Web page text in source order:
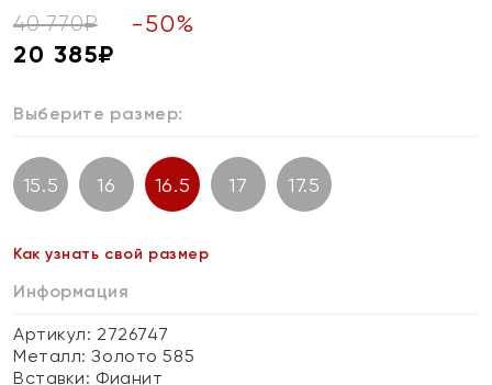
40 770₽ -50%
20 385₽
Выберите размер:
15.5 16 16.5 17 17.5
Как узнать свой размер
Информация
Артикул: 2726747
Металл:Золото 585
Вставки: Фианит